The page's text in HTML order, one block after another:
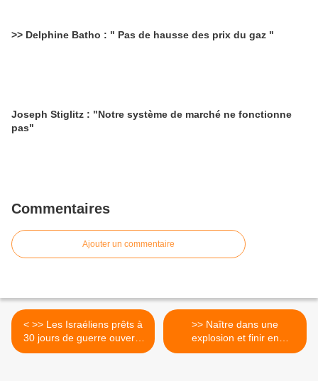
>> Delphine Batho : " Pas de hausse des prix du gaz "
Joseph Stiglitz : "Notre système de marché ne fonctionne
pas"
Commentaires
Ajouter un commentaire
< >> Les Israéliens prêts à
30 jours de guerre ouverte
avec l’Iran
>> Naître dans une
explosion et finir en
implosion ! >